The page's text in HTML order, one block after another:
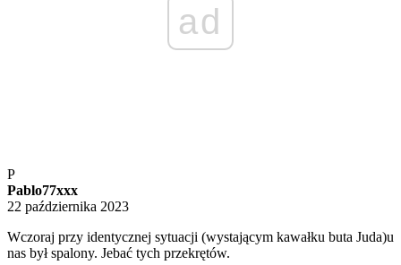
ad
P
Pablo77xxx
22 października 2023
Wczoraj przy identycznej sytuacji (wystającym kawałku buta Juda)u
nas był spalony. Jebać tych przekrętów.